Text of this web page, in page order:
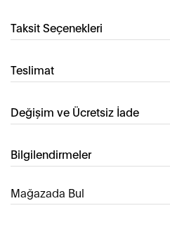
Taksit Seçenekleri
Teslimat
Değişim ve Ücretsiz İade
Bilgilendirmeler
Mağazada Bul